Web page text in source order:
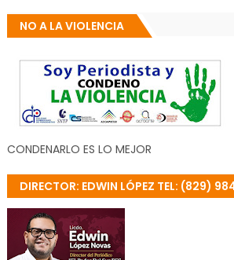
NO A LA VIOLENCIA
CONDENARLO ES LO MEJOR
DIRECTOR: EDWIN LÓPEZ TEL: (829)